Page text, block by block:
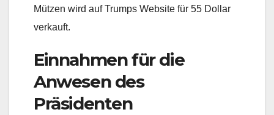
Mützen wird auf Trumps Website für 55 Dollar
verkauft.
Einnahmen für die
Anwesen des
Präsidenten